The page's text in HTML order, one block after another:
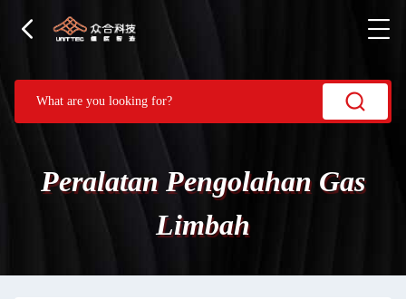
Peralatan Pengolahan Gas
Limbah